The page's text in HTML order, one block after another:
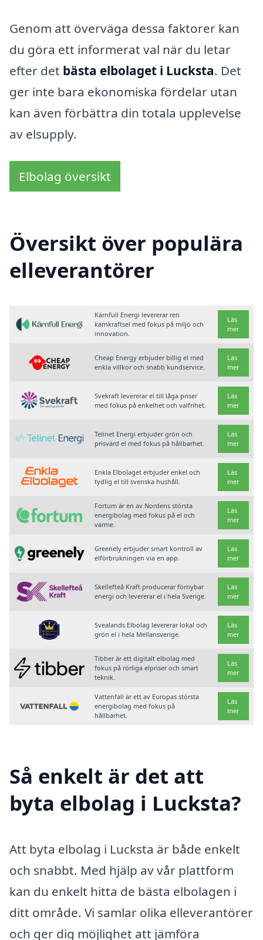
Genom att överväga dessa faktorer kan
du göra ett informerat val när du letar
efter det bästa elbolaget i Lucksta. Det
ger inte bara ekonomiska fördelar utan
kan även förbättra din totala upplevelse
av elsupply.
Elbolag översikt
Översikt över populära
elleverantörer
Kärnfull Energi levererar ren
kärnkraftsel med fokus på miljö och
innovation.
Läs
mer
Cheap Energy erbjuder billig el med
enkla villkor och snabb kundservice.
Läs
mer
Svekraft levererar el till låga priser
med fokus på enkelhet och valfrihet.
Läs
mer
Telinet Energi erbjuder grön och
prisvärd el med fokus på hållbarhet.
Läs
mer
Enkla Elbolaget erbjuder enkel och
tydlig el till svenska hushåll.
Läs
mer
Fortum är en av Nordens största
energibolag med fokus på el och
värme.
Läs
mer
Greenely erbjuder smart kontroll av
elförbrukningen via en app.
Läs
mer
Skellefteå Kraft producerar förnybar
energi och levererar el i hela Sverige.
Läs
mer
Svealands Elbolag levererar lokal och
grön el i hela Mellansverige.
Läs
mer
Tibber är ett digitalt elbolag med
fokus på rörliga elpriser och smart
teknik.
Läs
mer
Vattenfall är ett av Europas största
energibolag med fokus på
hållbarhet.
Läs
mer
Så enkelt är det att
byta elbolag i Lucksta?
Att byta elbolag i Lucksta är både enkelt
och snabbt. Med hjälp av vår plattform
kan du enkelt hitta de bästa elbolagen i
ditt område. Vi samlar olika elleverantörer
och ger dig möjlighet att jämföra